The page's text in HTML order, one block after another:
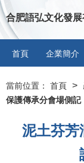
合肥語弘文化發展
首頁 企業簡介
當前位置： 首頁 >
保護傳承分會場側記
泥土芬